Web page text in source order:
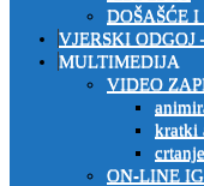
DOŠAŠĆE
VJERSKI ODGOJ
MULTIMEDIJA
VIDEO
kratki
crtanje
ON-LINE